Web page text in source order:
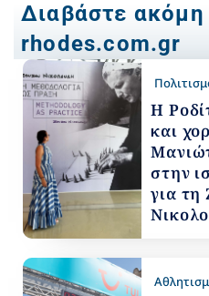
Διαβάστε ακόμη
rhodes.com.gr
Η
και
στην
για τη